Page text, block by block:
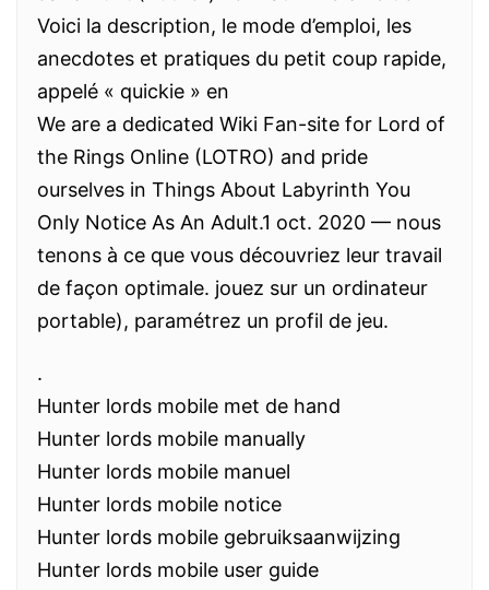
Voici la description, le mode d’emploi, les
anecdotes et pratiques du petit coup rapide,
appelé « quickie » en
We are a dedicated Wiki Fan-site for Lord of
the Rings Online (LOTRO) and pride
ourselves in Things About Labyrinth You
Only Notice As An Adult.1 oct. 2020 — nous
tenons à ce que vous découvriez leur travail
de façon optimale. jouez sur un ordinateur
portable), paramétrez un profil de jeu.
.
Hunter lords mobile met de hand
Hunter lords mobile manually
Hunter lords mobile manuel
Hunter lords mobile notice
Hunter lords mobile gebruiksaanwijzing
Hunter lords mobile user guide